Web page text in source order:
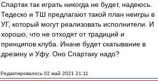
Спартак так играть никогда не будет, надеюсь.
Тедеско и ТШ предлагают такой план неигры в
УГ, который могут реализовать исполнители. И
хорошо, что не отходят от традиций и
принципов клуба. Иначе будет скатывание в
дрезину и Уфу. Оно Спартаку надо?
Редактировалось 02 май 2021 21:11